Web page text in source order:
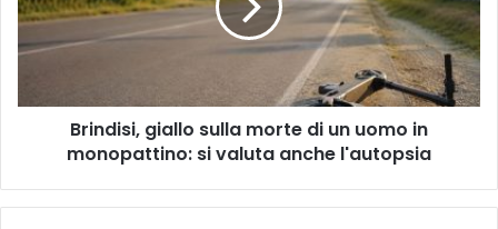
di
uomo
monopattino:
Brindisi, giallo sulla morte di un uomo in
monopattino: si valuta anche l'autopsia